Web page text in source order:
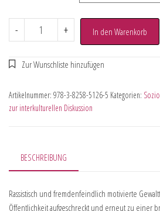
- + In den Warenkorb
Artikelnummer: 978-3-8258-5126-5 Kategorien:
zur interkulturellen Diskussion
BESCHREIBUNG
Rassistisch und fremdenfeindlich motivierte
Öffentlichkeit aufgeschreckt und erneut zu einer